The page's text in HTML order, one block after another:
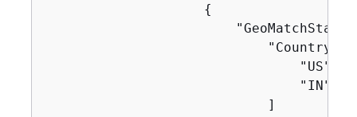
{
                                "US",
                                "IN"
                            ]